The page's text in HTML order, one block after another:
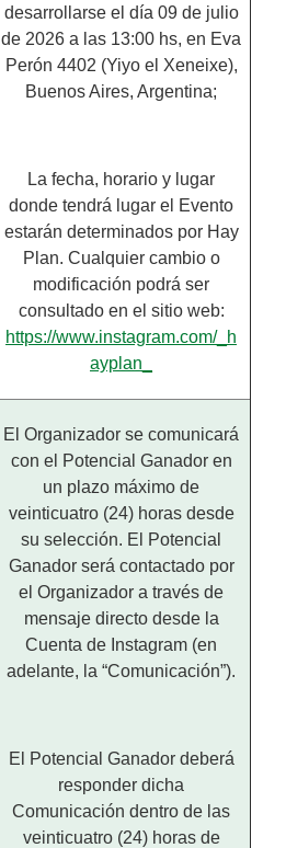
desarrollarse el día 09 de julio
de 2026 a las 13:00 hs, en Eva
Perón 4402 (Yiyo el Xeneixe),
Buenos Aires, Argentina;
La fecha, horario y lugar
donde tendrá lugar el Evento
estarán determinados por Hay
Plan. Cualquier cambio o
modificación podrá ser
consultado en el sitio web:
https://www.instagram.com/_h
ayplan_
El Organizador se comunicará
con el Potencial Ganador en
un plazo máximo de
veinticuatro (24) horas desde
su selección. El Potencial
Ganador será contactado por
el Organizador a través de
mensaje directo desde la
Cuenta de Instagram (en
adelante, la “Comunicación”).
El Potencial Ganador deberá
responder dicha
Comunicación dentro de las
veinticuatro (24) horas de